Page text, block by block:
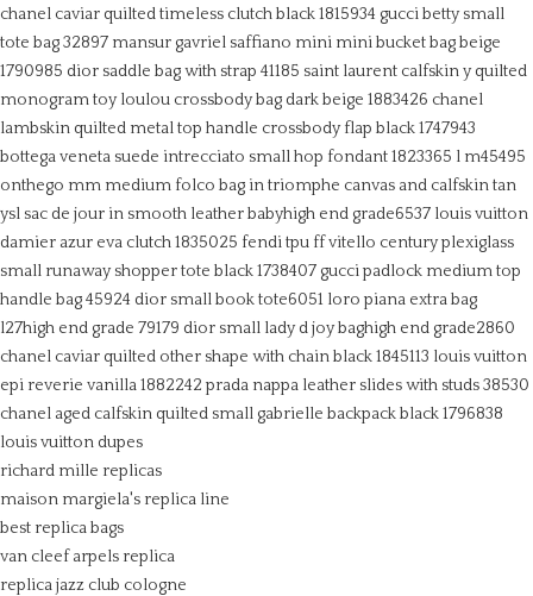
chanel caviar quilted timeless clutch black 1815934 gucci betty small
tote bag 32897 mansur gavriel saffiano mini mini bucket bag beige
1790985 dior saddle bag with strap 41185 saint laurent calfskin y quilted
monogram toy loulou crossbody bag dark beige 1883426 chanel
lambskin quilted metal top handle crossbody flap black 1747943
bottega veneta suede intrecciato small hop fondant 1823365 l m45495
onthego mm medium folco bag in triomphe canvas and calfskin tan
ysl sac de jour in smooth leather babyhigh end grade6537 louis vuitton
damier azur eva clutch 1835025 fendi tpu ff vitello century plexiglass
small runaway shopper tote black 1738407 gucci padlock medium top
handle bag 45924 dior small book tote6051 loro piana extra bag
l27high end grade 79179 dior small lady d joy baghigh end grade2860
chanel caviar quilted other shape with chain black 1845113 louis vuitton
epi reverie vanilla 1882242 prada nappa leather slides with studs 38530
chanel aged calfskin quilted small gabrielle backpack black 1796838
louis vuitton dupes
richard mille replicas
maison margiela's replica line
best replica bags
van cleef arpels replica
replica jazz club cologne